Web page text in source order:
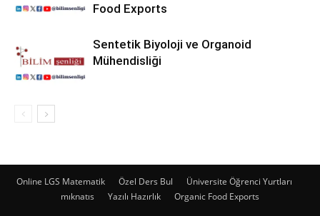
Food Exports
Sentetik Biyoloji ve Organoid
Mühendisliği
Online LGS Matematik Özel Ders Bul
Üniversite Öğrenci Yurtları
mıknatıs
Yazılı Hazırlık Organic Food Exports